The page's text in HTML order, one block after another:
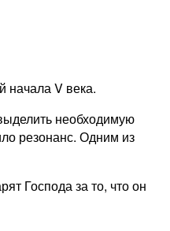
начала V века.
необходимую
резонанс. Одним из
Господа за то, что он